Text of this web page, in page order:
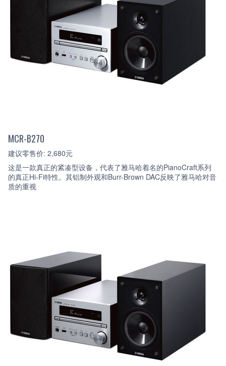
MCR-B270
建议零售价: 2,680元
这是一款真正的紧凑型设备，代表了雅马哈着名的PianoCraft系列
的真正Hi-Fi特性。其铝制外观和Burr-Brown DAC反映了雅马哈对音
质的重视